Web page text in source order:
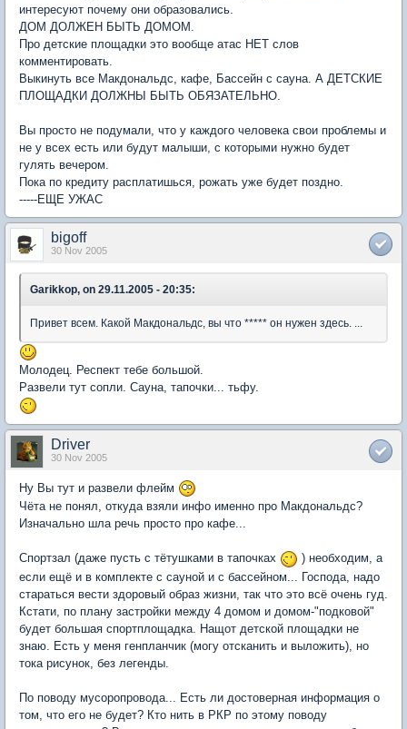
интересуют почему они образовались.
ДОМ ДОЛЖЕН БЫТЬ ДОМОМ.
Про детские площадки это вообще атас НЕТ слов
комментировать.
Выкинуть все Макдональдс, кафе, Бассейн с сауна. А ДЕТСКИЕ
ПЛОЩАДКИ ДОЛЖНЫ БЫТЬ ОБЯЗАТЕЛЬНО.
Вы просто не подумали, что у каждого человека свои проблемы и
не у всех есть или будут малыши, с которыми нужно будет
гулять вечером.
Пока по кредиту расплатишься, рожать уже будет поздно.
-----ЕЩЕ УЖАС
bigoff
30 Nov 2005
Garikkop, on 29.11.2005 - 20:35:
Привет всем. Какой Макдональдс, вы что ***** он нужен здесь. ...
Молодец. Респект тебе большой.
Развели тут сопли. Сауна, тапочки... тьфу.
Driver
30 Nov 2005
Ну Вы тут и развели флейм
Чёта не понял, откуда взяли инфо именно про Макдональдс?
Изначально шла речь просто про кафе...
Спортзал (даже пусть с тётушками в тапочках
) необходим, а
если ещё и в комплекте с сауной и с бассейном... Господа, надо
стараться вести здоровый образ жизни, так что это всё очень гуд.
Кстати, по плану застройки между 4 домом и домом-"подковой"
будет большая спортплощадка. Нащот детской площадки не
знаю. Есть у меня генпланчик (могу отсканить и выложить), но
тока рисунок, без легенды.
По поводу мусоропровода... Есть ли достоверная информация о
том, что его не будет? Кто нить в РКР по этому поводу